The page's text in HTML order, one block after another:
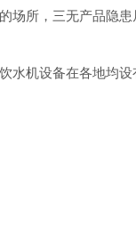
场所，三无产品隐患
水机设备在各地均